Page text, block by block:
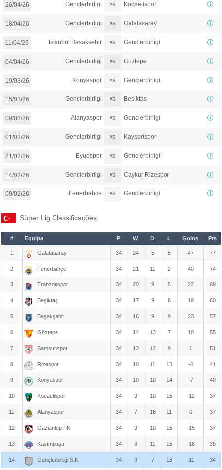
26/04/26 Genclerbirligi vs Kocaelispor
18/04/26 Genclerbirligi vs Galatasaray
11/04/26 Istanbul Basaksehir vs Genclerbirligi
04/04/26 Genclerbirligi vs Goztepe
19/03/26 Konyaspor vs Genclerbirligi
15/03/26 Genclerbirligi vs Besiktas
09/03/26 Alanyaspor vs Genclerbirligi
01/03/26 Genclerbirligi vs Kayserispor
21/02/26 Eyupspor vs Genclerbirligi
14/02/26 Genclerbirligi vs Caykur Rizespor
09/02/26 Fenerbahce vs Genclerbirligi
Süper Lig Classificações
# Equipa P W D L Golos Pts
1 Galatasaray 34 24 5 5 47 77
2 Fenerbahçe 34 21 11 2 40 74
3 Trabzonspor 34 20 9 5 22 69
4 Beşiktaş 34 17 9 8 19 60
5 Başakşehir 34 16 9 9 23 57
6 Göztepe 34 14 13 7 10 55
7 Samsunspor 34 13 12 9 1 51
8 Rizespor 34 10 11 13 -6 41
9 Konyaspor 34 10 10 14 -7 40
10 Kocaelispor 34 9 10 15 -12 37
11 Alanyaspor 34 7 16 11 0 37
12 Gaziantep FK 34 9 10 15 -15 37
13 Kasımpaşa 34 8 11 15 -16 35
14 Gençlerbirliği S.K. 34 9 7 18 -11 34